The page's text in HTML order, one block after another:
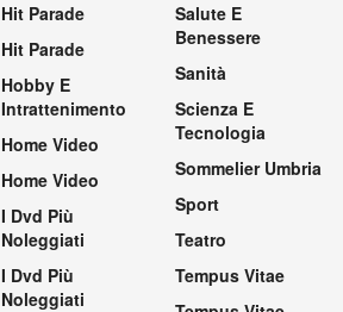
Hit Parade
Hit Parade
Hobby E
Intrattenimento
Home Video
Home Video
I Dvd Più
Noleggiati
I Dvd Più
Noleggiati
Salute E
Benessere
Sanità
Scienza E
Tecnologia
Sommelier Umbria
Sport
Teatro
Tempus Vitae